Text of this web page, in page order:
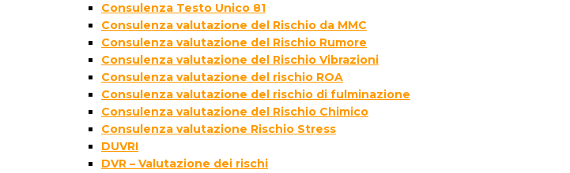
Consulenza Testo Unico 81
Consulenza valutazione del Rischio da MMC
Consulenza valutazione del Rischio Rumore
Consulenza valutazione del Rischio Vibrazioni
Consulenza valutazione del rischio ROA
Consulenza valutazione del rischio di fulminazione
Consulenza valutazione del Rischio Chimico
Consulenza valutazione Rischio Stress
DUVRI
DVR – Valutazione dei rischi